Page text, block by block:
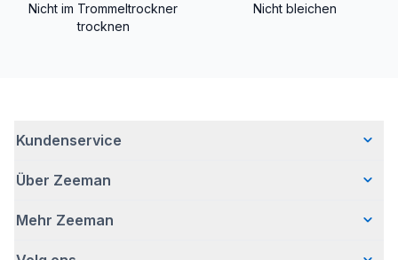
Nicht im Trommeltrockner
trocknen
Nicht bleichen
Kundenservice
Häufig gestellte Fragen
Lieferung
Über Zeeman
Wer wir sind
Mehr Zeeman